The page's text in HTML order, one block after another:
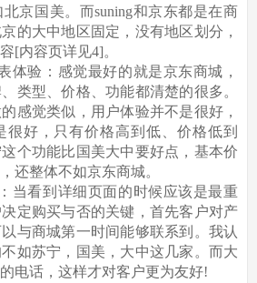
京国美。而suning和京东都是在商
的大中地区固定，没有地区划分，
[内容页详见4]。
验：感觉最好的就是京东商城，
类型、价格、功能都清楚的很多。
感觉类似，用户体验并不是很好，
很好，只有价格高到低、价格低到
个功能比国美大中要好点，基本价
还整体不如京东商城。
看到详细页面的时候应该是最重
定购买与否的关键，首先客户对产
与商城第一时间能够联系到。我认
如苏宁，国美，大中这几家。而大
电话，这样才对客户更为友好!